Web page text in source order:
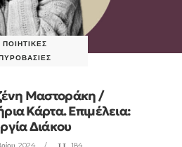
ΠΟΙΗΤΙΚΈΣ
Μαστοράκη /
Κάρτα. Eπιμέλεια:
Διάκου
2024 184